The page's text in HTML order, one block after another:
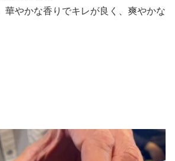
華やかな香りでキレが良く、爽やかな